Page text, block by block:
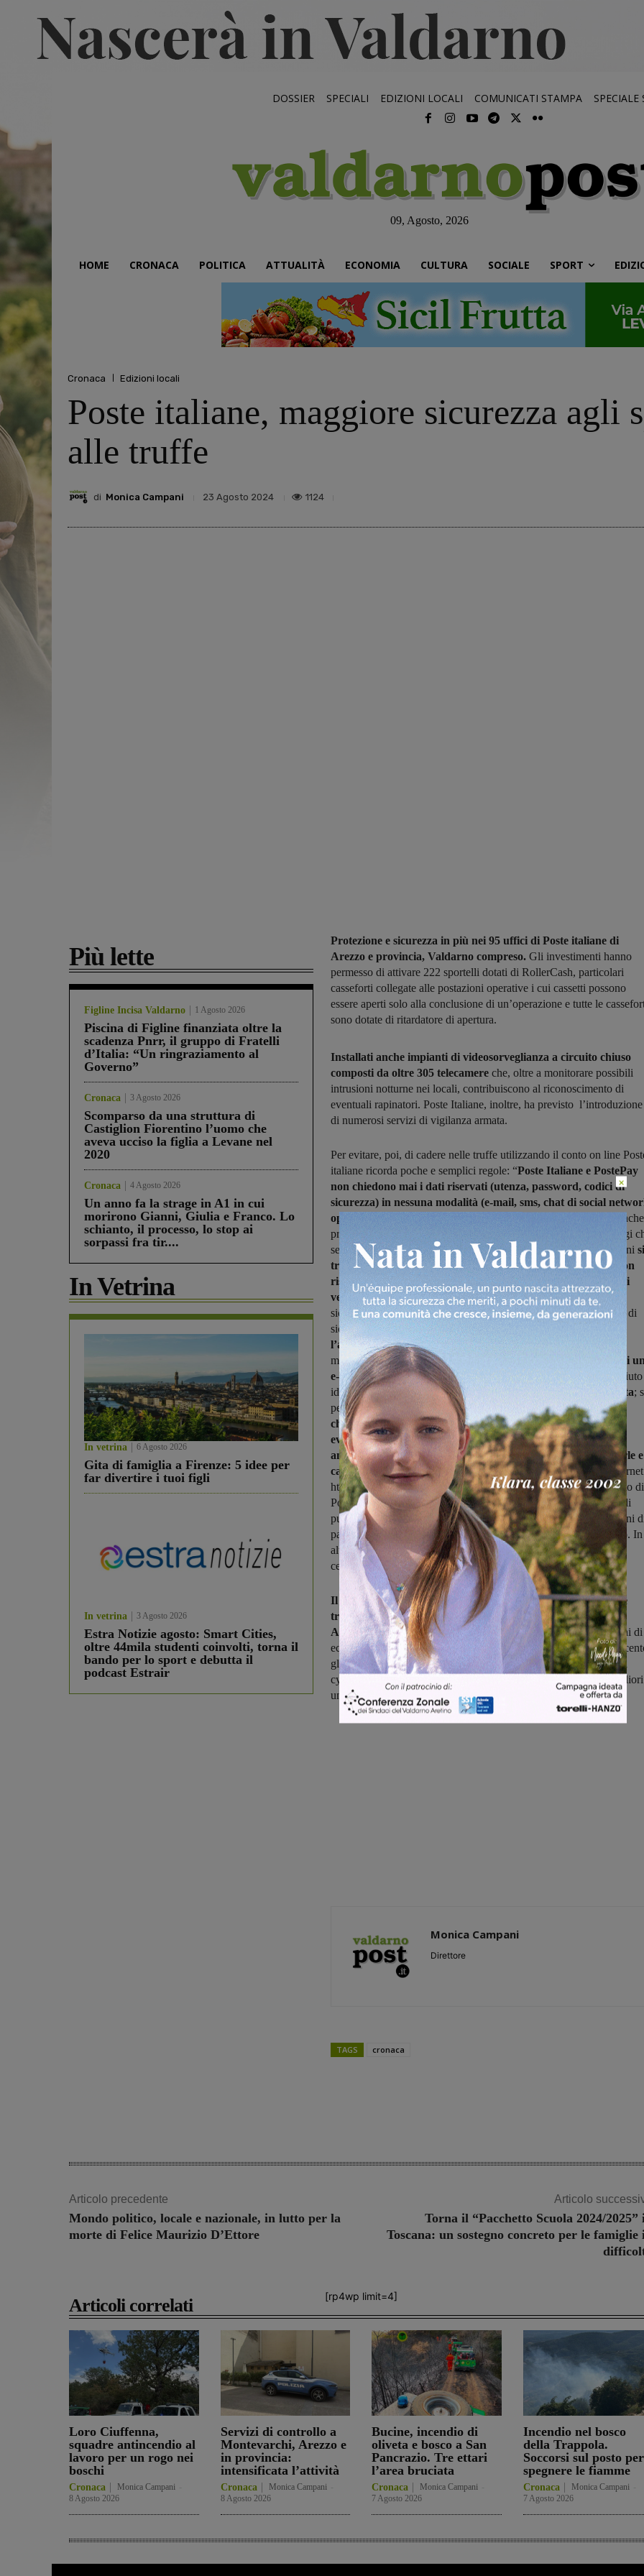
DOSSIER SPECIALI EDIZIONI LOCALI COMUNICATI STAMPA SPECIALE
09, Agosto, 2026
HOME CRONACA POLITICA ATTUALITÀ ECONOMIA CULTURA SOCIALE SPORT
Cronaca Edizioni locali
Poste italiane, maggiore sicurezza agli
alle truffe
di Monica Campani 23 Agosto 2024 1124
Più lette
Figline Incisa Valdarno 1 Agosto 2026
Piscina di Figline finanziata oltre la
scadenza Pnrr, il gruppo di Fratelli
d’Italia: “Un ringraziamento al
Governo”
Cronaca 3 Agosto 2026
Scomparso da una struttura di
Castiglion Fiorentino l’uomo che
aveva ucciso la figlia a Levane nel
2020
Cronaca 4 Agosto 2026
Un anno fa la strage in A1 in cui
morirono Gianni, Giulia e Franco. Lo
schianto, il processo, lo stop ai
sorpassi fra tir....
In Vetrina
In vetrina 6 Agosto 2026
Gita di famiglia a Firenze: 5 idee per
far divertire i tuoi figli
In vetrina 3 Agosto 2026
Estra Notizie agosto: Smart Cities,
oltre 44mila studenti coinvolti, torna il
bando per lo sport e debutta il
podcast Estrair
Protezione e sicurezza in più nei 95 uffici di Poste italiane di
Arezzo e provincia, Valdarno compreso. Gli investimenti hanno
permesso di attivare 222 sportelli dotati di RollerCash, particolari
casseforti collegate alle postazioni operative i cui cassetti possono
essere aperti solo alla conclusione di un’operazione e tutte le
sono dotate di ritardatore di apertura.
Installati anche impianti di videosorveglianza a circuito chiuso
composti da oltre 305 telecamere che, oltre a monitorare possibili
intrusioni notturne nei locali, contribuiscono al riconoscimento di
eventuali rapinatori. Poste Italiane, inoltre, ha previsto l’introduzione
di numerosi servizi di vigilanza armata.
Per evitare, poi, di cadere nelle truffe utilizzando il conto on line
italiane ricorda poche e semplici regole: “Poste Italiane e PostePay
non chiedono mai i dati riservati (utenza, password, codici di
sicurezza) in nessuna modalità (e-mail, sms, chat di social
operatori di call center) e per nessuna finalità
. Se qualcuno, anche
presentandosi come un operatore dell’azienda o inviando messaggi
sembrano provenire dall’azienda dovesse chiedere tali informazioni si
tratta di un tentativo di frode, quindi non fornirle a nessuno;
non
rispondere a e-mail, sms, telefonate o chat da call center in cui
vengono chiesti i codici personali(utenza, password, codici
sicurezza, dati carte pagamento), o segnalati fantomatici problemi di
sicurezza con imminenti blocchi di operatività;
l’attendibilità di una e-mail prima di aprirla
mittente sia conosciuto e identificato;
non scaricare gli allegati di
e-mail sospettaprima di aver verificato che il mittente sia conosciuto
identificato;non cliccare sul link contenuto nella e-mail sospetta;
per errore dovesse accadere,non autenticarti sul sito falso e
chiudere subito il web browser;segnalare a Poste Italiane
eventuali e-mail di phishing, inoltrandole a
antiphishing@posteitaliane.it. Immediatamente dopo cestinarle e
cancellarle definitivamente; digitare direttamente l’indirizzo internet
https://www.poste.it/ nella barra del web browser per visitare il sito di
Poste Italiane; utilizzare l’App per usufruire del servizio gratuito di
push notification ed essere informati in tempo reale sulle operazioni
pagamento effettuate con il conto corrente e le carte di pagamento. In
alternativa attivare il servizio di notifica tramite sms sul telefono
cellulare, gratuito per i pagamenti su siti internet e app”.
Il nuovo Centro di Prevenzione Frodi vigila 24 ore su 24 sulle
transazioni effettuate negli 95 Uffici Postali della provincia di
Arezzo e online,attraverso le carte di pagamento, sulle operazioni di
ecommerce e su quelle del ramo assicurativo di Poste Vita. Oltre
gli specialisti impiegati, con una lunga esperienza nel campo della
cyber security, insieme a giovani neolaureati selezionati dalle migliori
università.
Monica Campani
Direttore
TAGS cronaca
Articolo precedente
Mondo politico, locale e nazionale, in lutto per la
morte di Felice Maurizio D’Ettore
Articolo
Torna il “Pacchetto Scuola 2024/2025”
Toscana: un sostegno concreto per le famiglie
[rp4wp limit=4]
Articoli correlati
Loro Ciuffenna,
squadre antincendio al
lavoro per un rogo nei
boschi
Cronaca Monica Campani
8 Agosto 2026
Servizi di controllo a
Montevarchi, Arezzo e
in provincia:
intensificata l’attività
Cronaca Monica Campani
8 Agosto 2026
Bucine, incendio di
oliveta e bosco a San
Pancrazio. Tre ettari
l’area bruciata
Cronaca Monica Campani
7 Agosto 2026
Incendio nel bosco
della Trappola.
Soccorsi sul posto per
spegnere le fiamme
Cronaca Monica Campani
7 Agosto 2026
×